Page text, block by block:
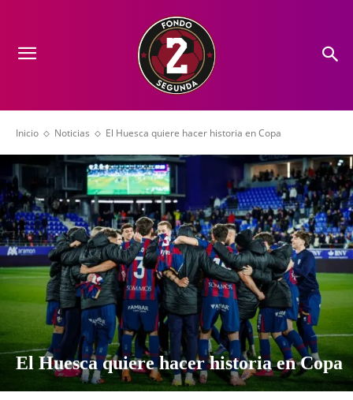
Inicio Noticias El Huesca quiere hacer historia en Copa
El Huesca quiere hacer historia en Copa